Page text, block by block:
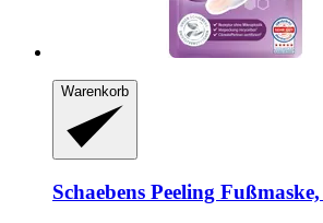
Warenkorb
Schaebens Peeling